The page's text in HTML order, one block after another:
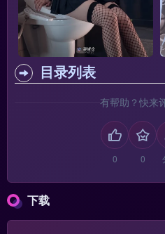
目录列表
有帮助？快来
下载